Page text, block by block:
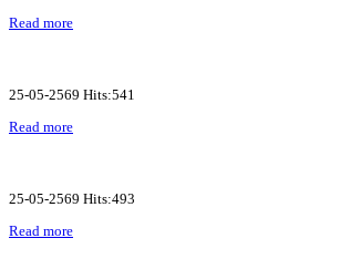
Read more
25-05-2569 Hits:541
Read more
25-05-2569 Hits:493
Read more